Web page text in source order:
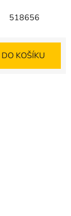
518656
DO KOŠÍKU